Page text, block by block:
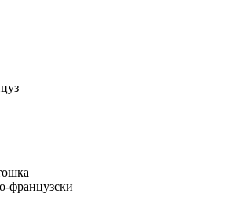
французски